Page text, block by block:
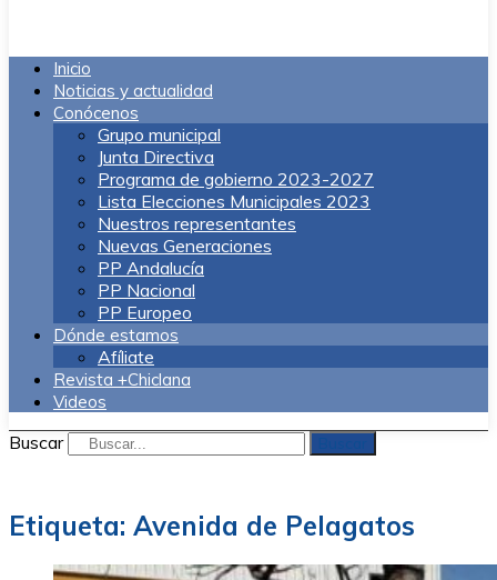
Inicio
Noticias y actualidad
Conócenos
Grupo municipal
Junta Directiva
Programa de gobierno 2023-2027
Lista Elecciones Municipales 2023
Nuestros representantes
Nuevas Generaciones
PP Andalucía
PP Nacional
PP Europeo
Dónde estamos
Afíliate
Revista +Chiclana
Videos
Buscar
Etiqueta: Avenida de Pelagatos